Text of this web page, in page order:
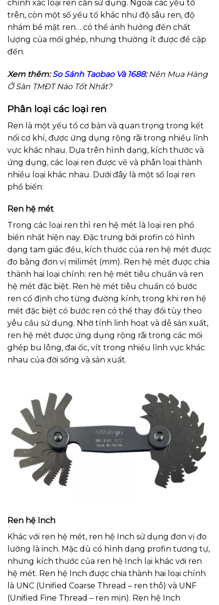
chính xác loại ren cần sử dụng. Ngoài các yếu tố
trên, còn một số yếu tố khác như độ sâu ren, độ
nhám bề mặt ren… có thể ảnh hưởng đến chất
lượng của mối ghép, nhưng thường ít được đề cập
đến.
Xem thêm:So Sánh Taobao Và 1688:Nên Mua Hàng
Ở Sàn TMĐT Nào Tốt Nhất?
Phân loại các loại ren
Ren là một yếu tố cơ bản và quan trọng trong kết
nối cơ khí, được ứng dụng rộng rãi trong nhiều lĩnh
vực khác nhau. Dựa trên hình dạng, kích thước và
ứng dụng, các loại ren được vẽ và phân loại thành
nhiều loại khác nhau. Dưới đây là một số loại ren
phổ biến:
Ren hệ mét
Trong các loại ren thì ren hệ mét là loại ren phổ
biến nhất hiện nay. Đặc trưng bởi profin có hình
dạng tam giác đều, kích thước của ren hệ mét được
đo bằng đơn vị milimét (mm). Ren hệ mét được chia
thành hai loại chính: ren hệ mét tiêu chuẩn và ren
hệ mét đặc biệt. Ren hệ mét tiêu chuẩn có bước
ren cố định cho từng đường kính, trong khi ren hệ
mét đặc biệt có bước ren có thể thay đổi tùy theo
yêu cầu sử dụng. Nhờ tính linh hoạt và dễ sản xuất,
ren hệ mét được ứng dụng rộng rãi trong các mối
ghép bu lông, đai ốc, vít trong nhiều lĩnh vực khác
nhau của đời sống và sản xuất.
Ren hệ Inch
Khác với ren hệ mét, ren hệ Inch sử dụng đơn vị đo
lường là inch. Mặc dù có hình dạng profin tương tự,
nhưng kích thước của ren hệ Inch lại khác với ren
hệ mét. Ren hệ Inch được chia thành hai loại chính
là UNC (Unified Coarse Thread – ren thô) và UNF
(Unified Fine Thread – ren mịn). Ren hệ Inch